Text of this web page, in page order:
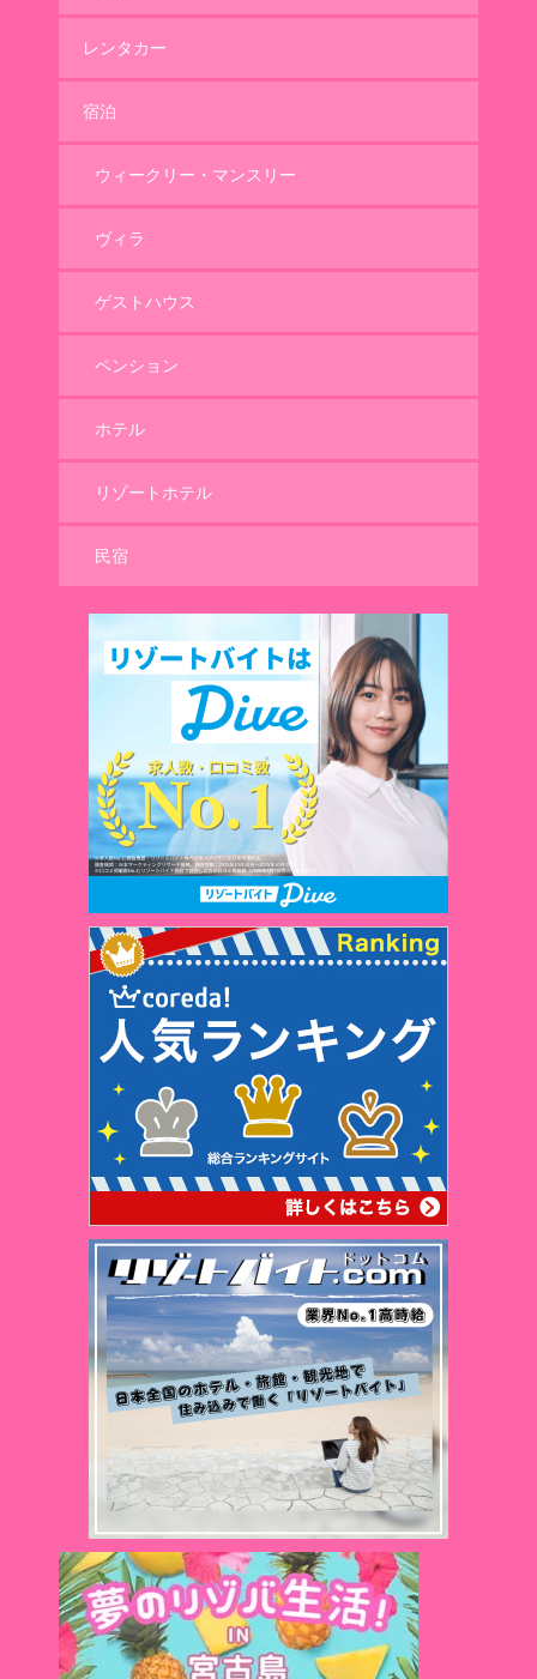
レンタカー
宿泊
ウィークリー・マンスリー
ヴィラ
ゲストハウス
ペンション
ホテル
リゾートホテル
民宿